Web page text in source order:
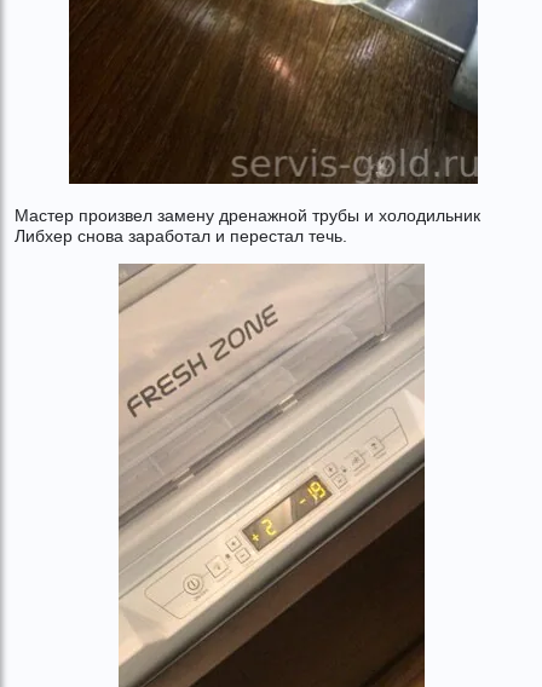
Мастер произвел замену дренажной трубы и холодильник
Либхер снова заработал и перестал течь.